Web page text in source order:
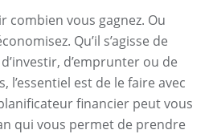
combien vous gagnez. Ou
Qu’il s’agisse de
d’emprunter ou de
l’essentiel est de le faire avec
financier peut vous
qui vous permet de prendre